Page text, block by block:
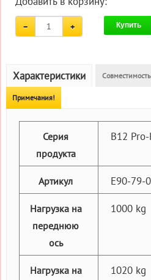
Купить
Характеристики
Примечания!
Серия
продукта
B12
Артикул E90-79-
Нагрузка на
переднюю
ось
1000 kg
Нагрузка на
1020 kg